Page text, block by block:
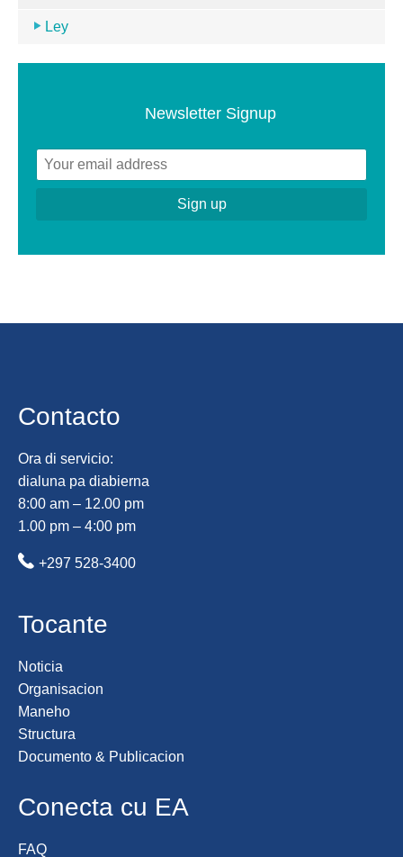
Ley
Newsletter Signup
Contacto
Ora di servicio:
dialuna pa diabierna
8:00 am – 12.00 pm
1.00 pm – 4:00 pm
+297 528-3400
Tocante
Noticia
Organisacion
Maneho
Structura
Documento & Publicacion
Conecta cu EA
FAQ